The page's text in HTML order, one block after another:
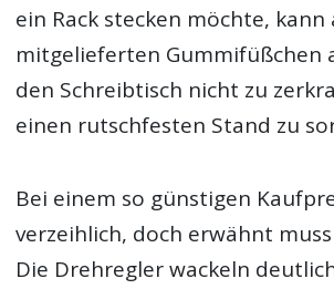
ein Rack stecken möchte, kann
mitgelieferten Gummifüßchen
den Schreibtisch nicht zu
einen rutschfesten Stand zu
Bei einem so günstigen
verzeihlich, doch erwähnt
Die Drehregler wackeln